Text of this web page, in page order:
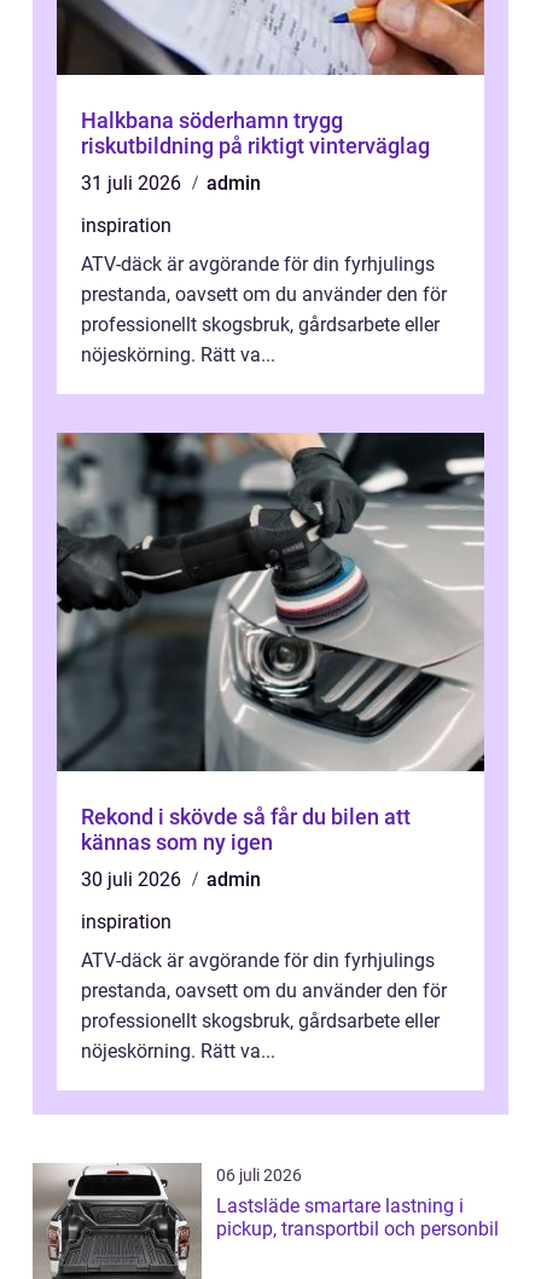
Halkbana söderhamn trygg
riskutbildning på riktigt vinterväglag
31 juli 2026
admin
inspiration
ATV-däck är avgörande för din fyrhjulings
prestanda, oavsett om du använder den för
professionellt skogsbruk, gårdsarbete eller
nöjeskörning. Rätt va...
Rekond i skövde så får du bilen att
kännas som ny igen
30 juli 2026
admin
inspiration
ATV-däck är avgörande för din fyrhjulings
prestanda, oavsett om du använder den för
professionellt skogsbruk, gårdsarbete eller
nöjeskörning. Rätt va...
06 juli 2026
Lastsläde smartare lastning i
pickup, transportbil och personbil